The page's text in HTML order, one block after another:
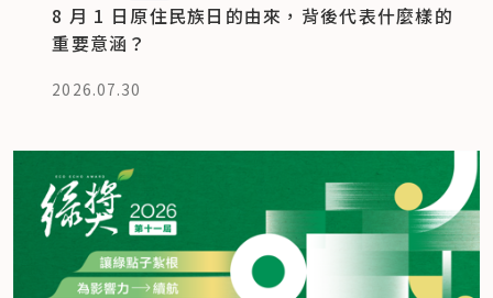
8 月 1 日原住民族日的由來，背後代表什麼樣的
重要意涵？
2026.07.30